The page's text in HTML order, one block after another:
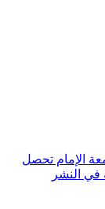
الإمام تحصل
النشر